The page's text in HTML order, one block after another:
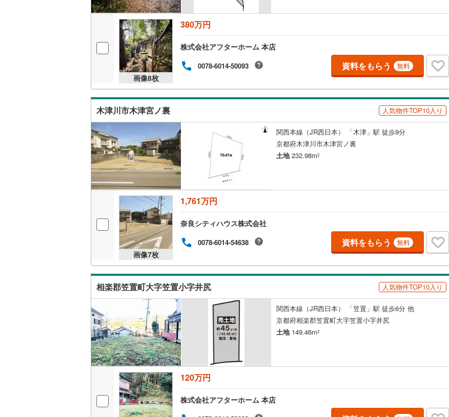
画像8枚
380万円
株式会社アフターホーム 本店
0078-6014-50093 資料をもらう 無料
木津川市木津宮ノ裏 人気物件TOP10入り
関西本線（JR西日本） 「木津」駅 徒歩9分
京都府木津川市木津宮ノ裏
土地232.98m2
画像7枚
1,761万円
奈良シティハウス株式会社
0078-6014-54638 資料をもらう 無料
相楽郡笠置町大字笠置小字井尻 人気物件TOP10入り
関西本線（JR西日本） 「笠置」駅 徒歩6分 他
京都府相楽郡笠置町大字笠置小字井尻
土地149.46m2
120万円
株式会社アフターホーム 本店